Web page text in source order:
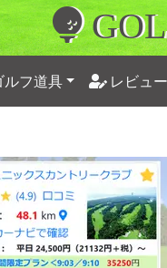
ルフ道具 レビュー